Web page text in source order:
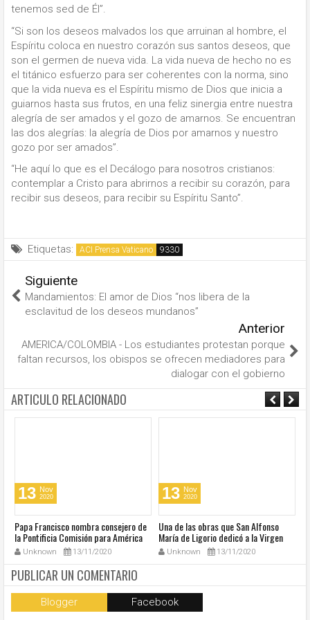
tenemos sed de Él”.
“Si son los deseos malvados los que arruinan al hombre, el
Espíritu coloca en nuestro corazón sus santos deseos, que
son el germen de nueva vida. La vida nueva de hecho no es
el titánico esfuerzo para ser coherentes con la norma, sino
que la vida nueva es el Espíritu mismo de Dios que inicia a
guiarnos hasta sus frutos, en una feliz sinergia entre nuestra
alegría de ser amados y el gozo de amarnos. Se encuentran
las dos alegrías: la alegría de Dios por amarnos y nuestro
gozo por ser amados”.
“He aquí lo que es el Decálogo para nosotros cristianos:
contemplar a Cristo para abrirnos a recibir su corazón, para
recibir sus deseos, para recibir su Espíritu Santo”.
Etiquetas: ACI Prensa Vaticano
Siguiente
Mandamientos: El amor de Dios “nos libera de la
esclavitud de los deseos mundanos”
Anterior
AMERICA/COLOMBIA - Los estudiantes protestan porque
faltan recursos, los obispos se ofrecen mediadores para
dialogar con el gobierno
ARTICULO RELACIONADO
13 Nov
2020
Papa Francisco nombra consejero de
la Pontificia Comisión para América
Latina
Unknown 13/11/2020
13 Nov
2020
Una de las obras que San Alfonso
María de Ligorio dedicó a la Virgen
cumple 270 años
Unknown 13/11/2020
PUBLICAR UN COMENTARIO
Blogger Facebook